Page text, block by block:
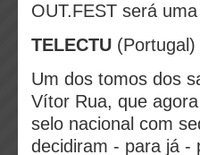
OUT.FEST será
TELECTU (Portugal)
Um dos tomos dos
Vítor Rua, que
selo nacional com
decidiram - para já -